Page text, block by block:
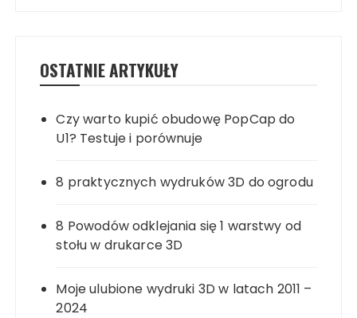
OSTATNIE ARTYKUŁY
Czy warto kupić obudowę PopCap do
U1? Testuje i porównuje
8 praktycznych wydruków 3D do ogrodu
8 Powodów odklejania się 1 warstwy od
stołu w drukarce 3D
Moje ulubione wydruki 3D w latach 2011 –
2024